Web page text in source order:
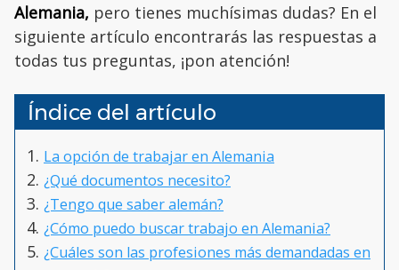
Alemania, pero tienes muchísimas dudas? En el
siguiente artículo encontrarás las respuestas a
todas tus preguntas, ¡pon atención!
Índice del artículo
La opción de trabajar en Alemania
¿Qué documentos necesito?
¿Tengo que saber alemán?
¿Cómo puedo buscar trabajo en Alemania?
¿Cuáles son las profesiones más demandadas en